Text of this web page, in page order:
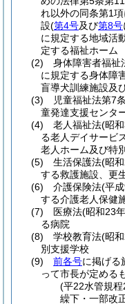
れ以外の同条第1
設(第4号及び第8号
に規定する地域活
定する福祉ホーム
(2)
身体障害者福祉
に規定する身体障
盲導犬訓練施設及
(3)
児童福祉法第7
童発達支援センタ
(4)
老人福祉法(昭
る老人デイサービ
老人ホーム及び特
(5)
生活保護法(昭
する救護施設、更
(6)
介護保険法(平
する介護老人保健
(7)
医療法(昭和23
る病院
(8)
学校教育法(昭
別支援学校
(9)
前各号に掲げる
って市長が定める
(平22水管規
繰下・一部改